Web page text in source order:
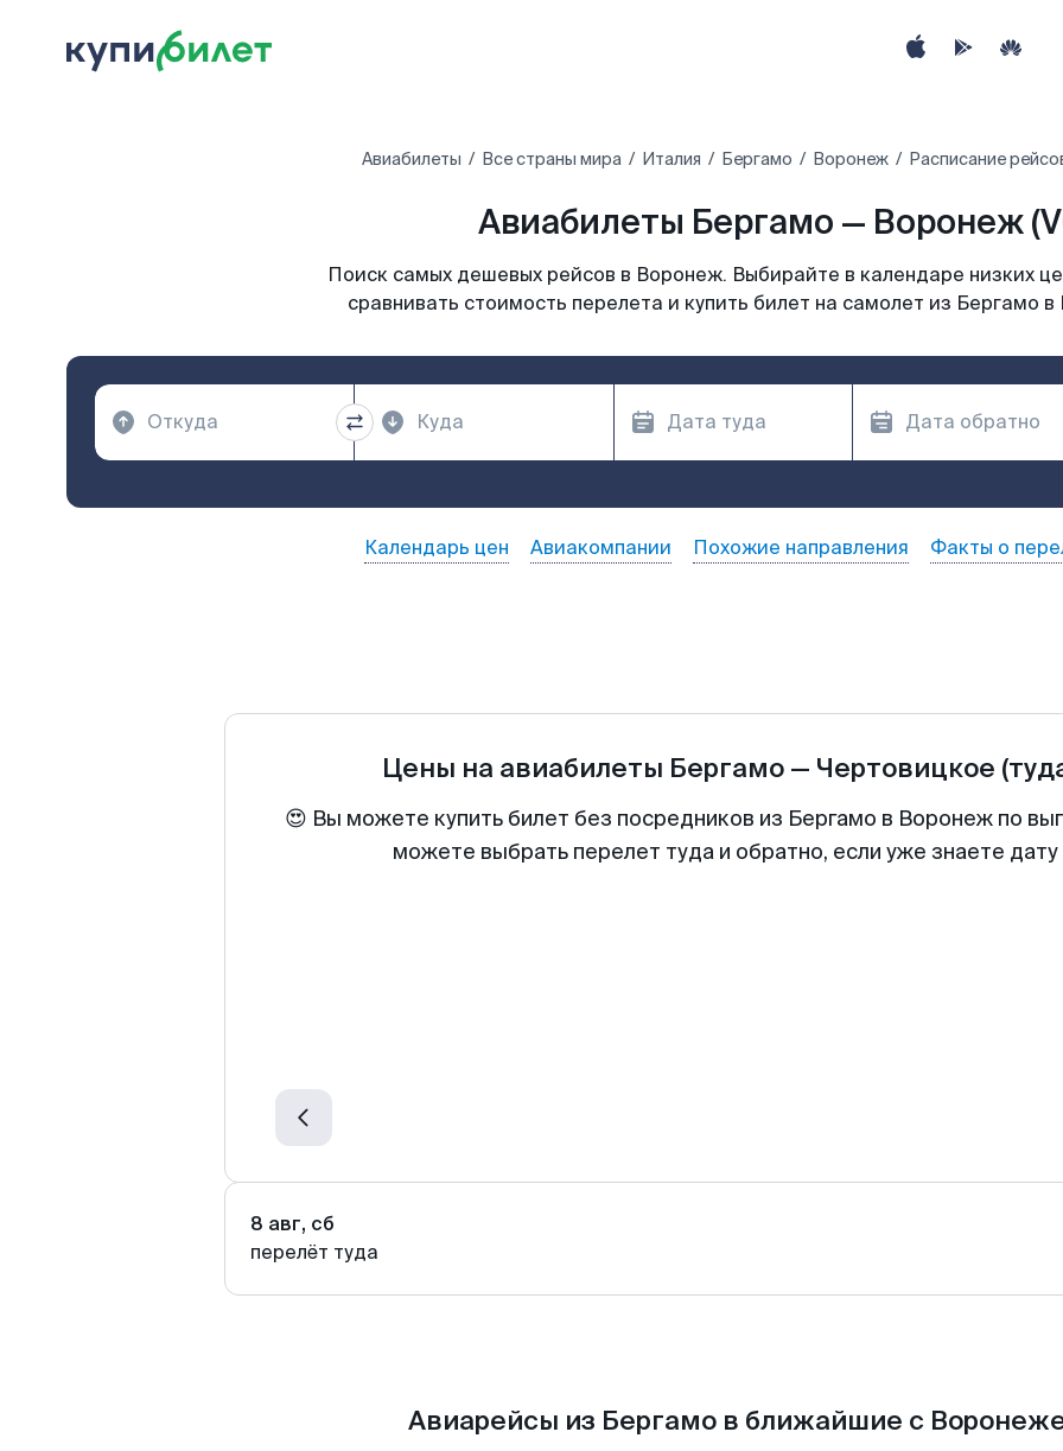
Авиабилеты Все страны мира Италия Бергамо Воронеж Расписание
Авиабилеты Бергамо — Воронеж
Поиск самых дешевых рейсов в Воронеж. Выбирайте в календаре низких
сравнивать стоимость перелета и купить билет на самолет из Бергамо
Календарь цен Авиакомпании Похожие направления Факты о
Цены на авиабилеты Бергамо— Чертовицкое
😍 Вы можете купить билет без посредников из Бергамо в Воронеж по
можете выбрать перелет туда и обратно, если уже знаете
8 авг, сб
перелёт туда
Авиарейсы из Бергамо в ближайшие с